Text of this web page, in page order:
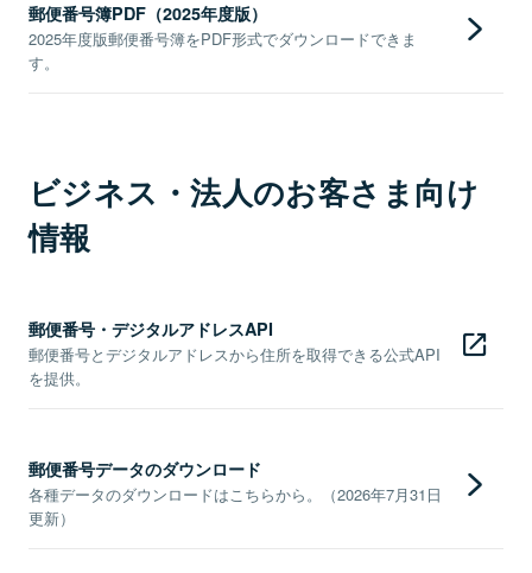
郵便番号簿PDF（2025年度版）
2025年度版郵便番号簿をPDF形式でダウンロードできま
す。
ビジネス・法人のお客さま向け
情報
郵便番号・デジタルアドレスAPI
郵便番号とデジタルアドレスから住所を取得できる公式API
を提供。
郵便番号データのダウンロード
各種データのダウンロードはこちらから。（2026年7月31日
更新）